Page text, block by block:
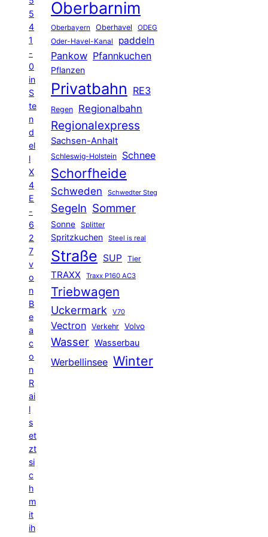
5
4
1
-
0
in
S
te
n
d
el
l
X
4
E
-
6
2
7
v
o
n
B
e
a
c
o
n
R
ai
l
s
et
zt
si
c
h
m
it
ih
Oberbarnim
Oberbayern Oberhavel ODEG
Oder-Havel-Kanal paddeln
Pankow Pfannkuchen
Pflanzen
Privatbahn RE3
Regen Regionalbahn
Regionalexpress
Sachsen-Anhalt
Schleswig-Holstein Schnee
Schorfheide
Schweden Schwedter Steg
Segeln Sommer
Sonne Splitter
Spritzkuchen Steel is real
Straße SUP Tier
TRAXX Traxx P160 AC3
Triebwagen
Uckermark V70
Vectron Verkehr Volvo
Wasser Wasserbau
Werbellinsee Winter